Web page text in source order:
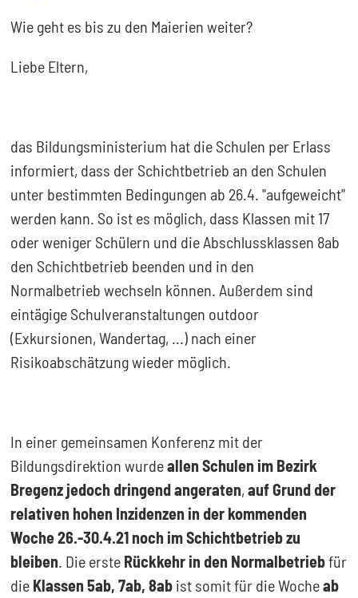
Wie geht es bis zu den Maierien weiter?
Liebe Eltern,
das Bildungsministerium hat die Schulen per Erlass
informiert, dass der Schichtbetrieb an den Schulen
unter bestimmten Bedingungen ab 26.4. "aufgeweicht"
werden kann. So ist es möglich, dass Klassen mit 17
oder weniger Schülern und die Abschlussklassen 8ab
den Schichtbetrieb beenden und in den
Normalbetrieb wechseln können. Außerdem sind
eintägige Schulveranstaltungen outdoor
(Exkursionen, Wandertag, ...) nach einer
Risikoabschätzung wieder möglich.
In einer gemeinsamen Konferenz mit der
Bildungsdirektion wurdeallen Schulen im Bezirk
Bregenz jedoch dringend angeraten,auf Grund der
relativen hohen Inzidenzen in der kommenden
Woche 26.-30.4.21 noch im Schichtbetrieb zu
bleiben. Die erste Rückkehr in den Normalbetriebfür
die Klassen 5ab, 7ab, 8ab ist somit für die Wocheab